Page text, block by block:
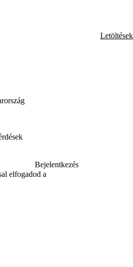
Letöltések
Bejelentkezés
elfogadod a